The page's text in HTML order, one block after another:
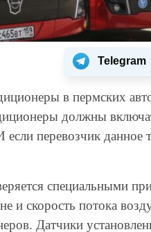
Telegram
в пермских
должны
перевозчик данное
специальными
и скорость потока
Датчики